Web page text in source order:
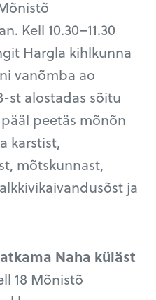
Kell 10.30–11.30
Hargla kihlkunna
vanõmba ao
st alostadas sõitu
peetäs mõnõn
karstist,
mõtskunnast,
ja
Naha küläst
18 Mõnistõ